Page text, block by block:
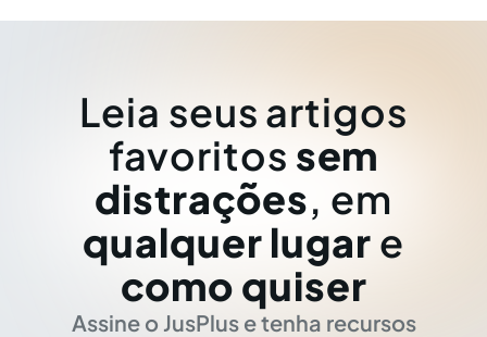
Leia seus artigos
favoritos sem
distrações, em
qualquer lugar e
como quiser
Assine o JusPlus e tenha recursos